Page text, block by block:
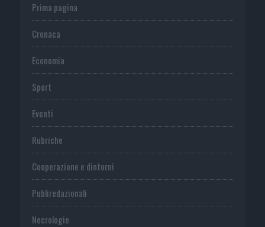
Prima pagina
Cronaca
Economia
Sport
Eventi
Rubriche
Cooperazione e dintorni
Publiredazionali
Necrologie